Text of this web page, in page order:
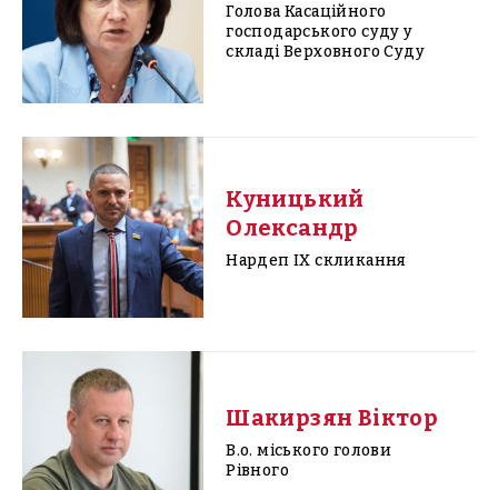
Голова Касаційного
господарського суду у
складі Верховного Суду
Куницький
Олександр
Нардеп IX скликання
Шакирзян Віктор
В.о. міського голови
Рівного